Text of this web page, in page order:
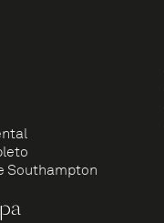
Southampton